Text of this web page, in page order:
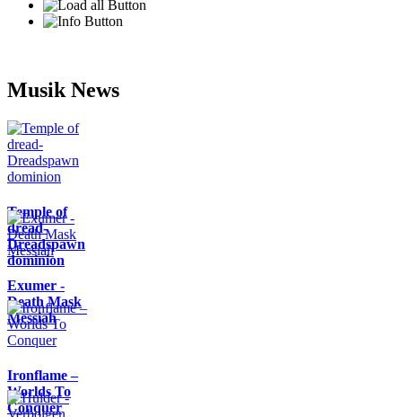
Musik News
Temple of
dread-
Dreadspawn
dominion
Exumer -
Death Mask
Messiah
Ironflame –
Worlds To
Conquer